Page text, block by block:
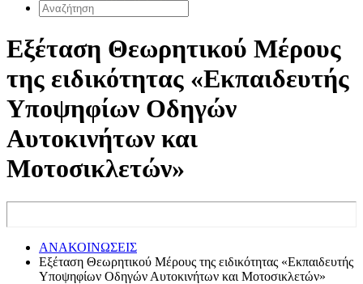
Εξέταση Θεωρητικού Μέρους
της ειδικότητας «Εκπαιδευτής
Υποψηφίων Οδηγών
Αυτοκινήτων και
Μοτοσικλετών»
ΑΝΑΚΟΙΝΩΣΕΙΣ
Εξέταση Θεωρητικού Μέρους της ειδικότητας «Εκπαιδευτής
Υποψηφίων Οδηγών Αυτοκινήτων και Μοτοσικλετών»